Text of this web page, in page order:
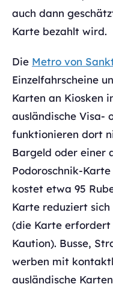
auch dann
Karte bezahlt wird.
Die Metro von
Einzelfahrscheine
Karten an Kiosken
ausländische Visa-
funktionieren dort
Bargeld oder einer
Podoroschnik-
kostet etwa 95
Karte reduziert
(die Karte
Kaution). Busse,
werben mit
ausländische